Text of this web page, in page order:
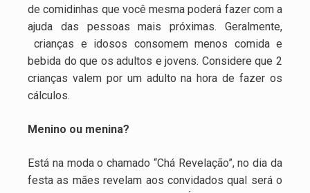
de comidinhas que você mesma poderá fazer com a
ajuda das pessoas mais próximas. Geralmente,
crianças e idosos consomem menos comida e
bebida do que os adultos e jovens. Considere que 2
crianças valem por um adulto na hora de fazer os
cálculos.
Menino ou menina?
Está na moda o chamado “Chá Revelação”, no dia da
festa as mães revelam aos convidados qual será o